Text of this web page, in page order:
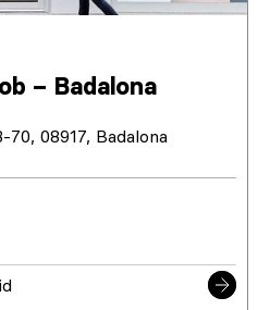
– Badalona
08917, Badalona